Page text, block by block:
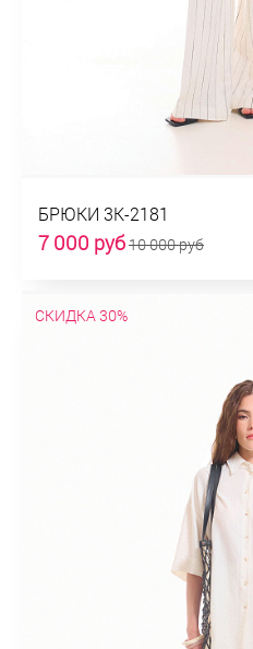
БРЮКИ 3К-2181
7 000 руб10 000 руб
СКИДКА 30%